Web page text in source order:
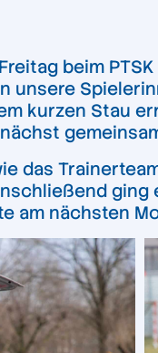
beim
unsere
kurzen Stau
das
am nächsten